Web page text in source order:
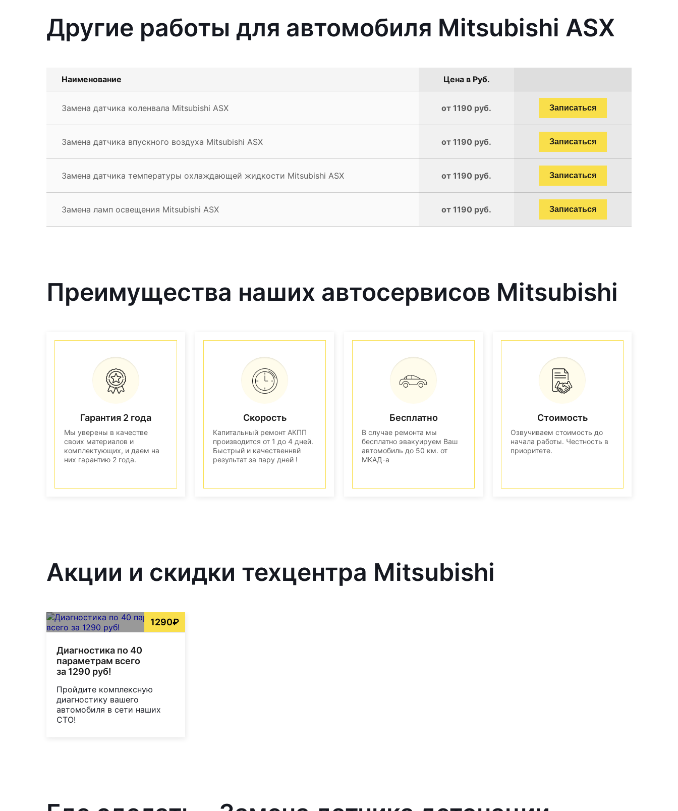
Другие работы для автомобиля Mitsubishi ASX
Наименование Цена в Руб.
Замена датчика коленвала Mitsubishi ASX от 1190 руб. Записаться
Замена датчика впускного воздуха Mitsubishi ASX от 1190 руб. Записаться
Замена датчика температуры охлаждающей жидкости Mitsubishi ASX от 1190 руб. Записаться
Замена ламп освещения Mitsubishi ASX от 1190 руб. Записаться
Преимущества наших автосервисов Mitsubishi
Гарантия 2 года
Мы уверены в качестве
своих материалов и
комплектующих, и даем на
них гарантию 2 года.
Скорость
Капитальный ремонт АКПП
производится от 1 до 4 дней.
Быстрый и качественнвй
результат за пару дней !
Бесплатно
В случае ремонта мы
бесплатно эвакуируем Ваш
автомобиль до 50 км. от
МКАД-а
Стоимость
Озвучиваем стоимость до
начала работы. Честность в
приоритете.
Акции и скидки техцентра Mitsubishi
1290₽
Диагностика по 40
параметрам всего
за 1290 руб!
Пройдите комплексную
диагностику вашего
автомобиля в сети наших
СТО!